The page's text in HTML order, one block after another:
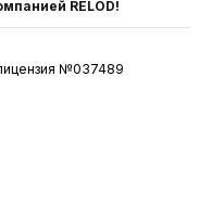
RELOD!
№037489